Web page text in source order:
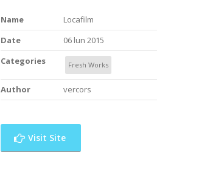
Name
Locafilm
Date
06 lun 2015
Categories
Fresh Works
Author vercors
Visit Site